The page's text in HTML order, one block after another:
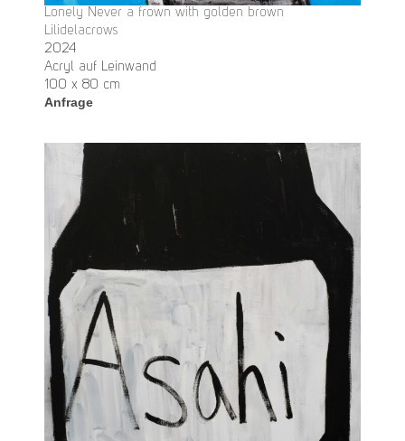
Lonely Never a frown with golden brown
Lilidelacrows
2024
Acryl auf Leinwand
100 x 80 cm
Anfrage